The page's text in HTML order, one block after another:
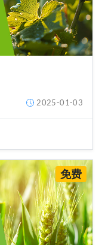
2025-01-03
免费